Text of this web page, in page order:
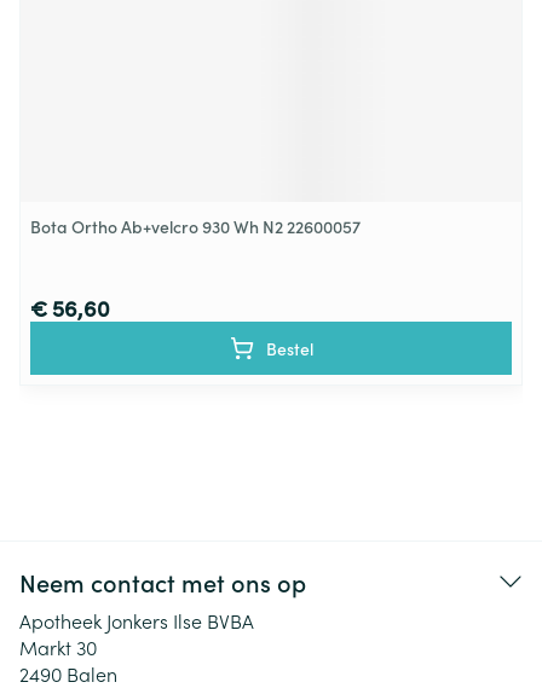
Bota Ortho Ab+velcro 930 Wh N2 22600057
€ 56,60
Bestel
Neem contact met ons op
Apotheek Jonkers Ilse BVBA
Markt 30
2490 Balen